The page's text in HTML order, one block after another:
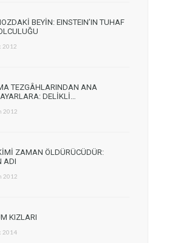
BEYİN: EINSTEIN’IN TUHAF
2012
TEZGÂHLARINDAN ANA
DELİKLİ…
2012
ZAMAN ÖLDÜRÜCÜDÜR:
ADI
2012
KIZLARI
2014